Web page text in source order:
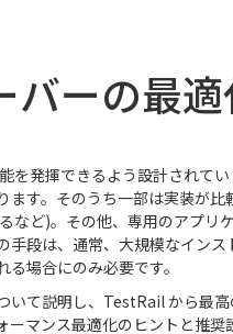
バーの最
を発揮できるよう設計されて
ます。そのうち一部は実装が
など)。その他、専用のアプリ
手段は、通常、大規模なイン
場合にのみ必要です。
いて説明し、TestRail から最
ーマンス最適化のヒントと推